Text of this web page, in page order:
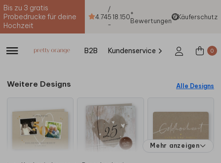
Bis zu 3 gratis
Probedrucke für deine
Hochzeit
4.74
/
5
-
18.150+
Bewertungen
Käuferschutz
B2B Kundenservice 0
Weitere Designs Alle Designs
Mehr anzeigen